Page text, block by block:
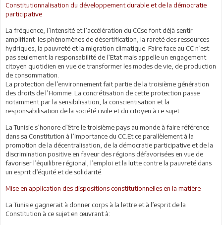
Constitutionnalisation du développement durable et de la démocratie
participative
La fréquence, l’intensité et l’accélération du CCse font déjà sentir
amplifiant les phénomènes de désertification, la rareté des ressources
hydriques, la pauvreté et la migration climatique. Faire face au CC n’est
pas seulement la responsabilité de l’Etat mais appelle un engagement
citoyen quotidien en vue de transformer les modes de vie, de production
de consommation.
La protection de l’environnement fait partie de la troisième génération
des droits de l’Homme. La concrétisation de cette protection passe
notamment par la sensibilisation, la conscientisation et la
responsabilisation de la société civile et du citoyen à ce sujet.
La Tunisie s’honore d’être le troisième pays au monde à faire référence
dans sa Constitution à l’importance du CC.Et ce parallèlement à la
promotion de la décentralisation, de la démocratie participative et de la
discrimination positive en faveur des régions défavorisées en vue de
favoriser l’équilibre régional, l’emploi et la lutte contre la pauvreté dans
un esprit d’équité et de solidarité.
Mise en application des dispositions constitutionnelles en la matière
La Tunisie gagnerait à donner corps à la lettre et à l’esprit de la
Constitution à ce sujet en œuvrant à: